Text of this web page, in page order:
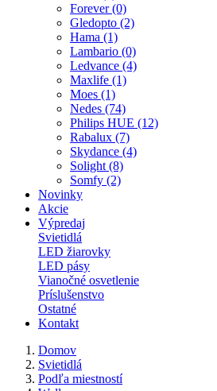
Forever (0)
Gledopto (2)
Hama (1)
Lambario (0)
Ledvance (4)
Maxlife (1)
Moes (1)
Nedes (74)
Philips HUE (12)
Rabalux (7)
Skydance (4)
Solight (8)
Somfy (2)
Novinky
Akcie
Výpredaj
Svietidlá
LED žiarovky
LED pásy
Vianočné osvetlenie
Príslušenstvo
Ostatné
Kontakt
Domov
Svietidlá
Podľa miestností